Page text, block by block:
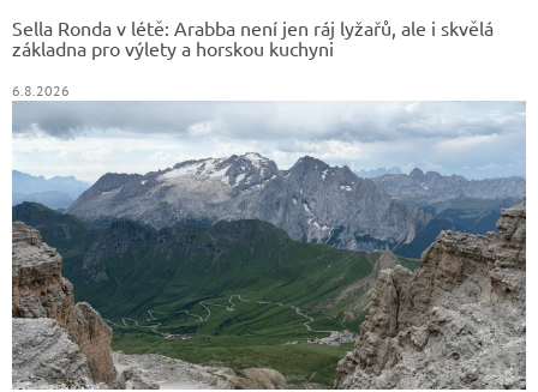
Sella Ronda v létě: Arabba není jen ráj lyžařů, ale i skvělá
základna pro výlety a horskou kuchyni
6.8.2026